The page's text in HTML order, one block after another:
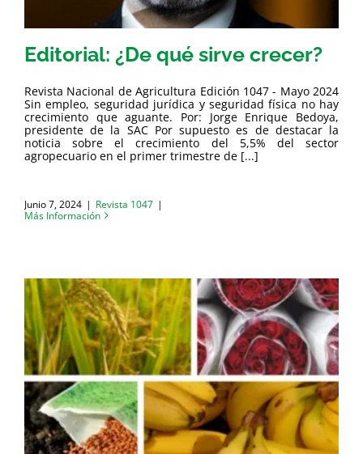
Editorial: ¿De qué sirve crecer?
Revista Nacional de Agricultura Edición 1047 - Mayo 2024
Sin empleo, seguridad jurídica y seguridad física no hay
crecimiento que aguante. Por: Jorge Enrique Bedoya,
presidente de la SAC Por supuesto es de destacar la
noticia sobre el crecimiento del 5,5% del sector
agropecuario en el primer trimestre de [...]
Junio 7, 2024 | Revista 1047 |
Más Información